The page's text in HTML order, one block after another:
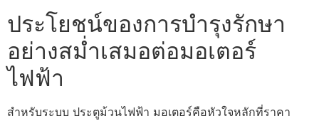
ประโยชน์ของการบำรุงรักษา
อย่างสม่ำเสมอต่อมอเตอร์
ไฟฟ้า
สำหรับระบบ ประตูม้วนไฟฟ้า มอเตอร์คือหัวใจหลักที่ราคา